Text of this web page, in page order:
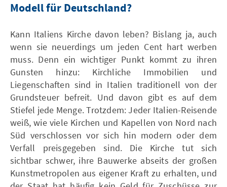
Modell für Deutschland?
Kann Italiens Kirche davon leben? Bislang ja, auch
wenn sie neuerdings um jeden Cent hart werben
muss. Denn ein wichtiger Punkt kommt zu ihren
Gunsten hinzu: Kirchliche Immobilien und
Liegenschaften sind in Italien traditionell von der
Grundsteuer befreit. Und davon gibt es auf dem
Stiefel jede Menge. Trotzdem: Jeder Italien-Reisende
weiß, wie viele Kirchen und Kapellen von Nord nach
Süd verschlossen vor sich hin modern oder dem
Verfall preisgegeben sind. Die Kirche tut sich
sichtbar schwer, ihre Bauwerke abseits der großen
Kunstmetropolen aus eigener Kraft zu erhalten, und